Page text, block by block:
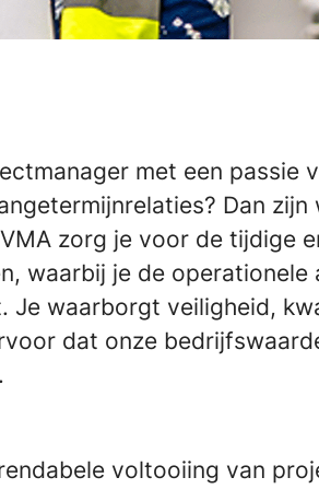
met een passie
Dan zijn
zorg je voor de tijdige
waarbij je de operationele
Je waarborgt veiligheid,
dat onze
voltooiing van